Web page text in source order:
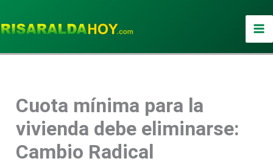
al
contenido
Cuota mínima para la
vivienda debe eliminarse:
Cambio Radical